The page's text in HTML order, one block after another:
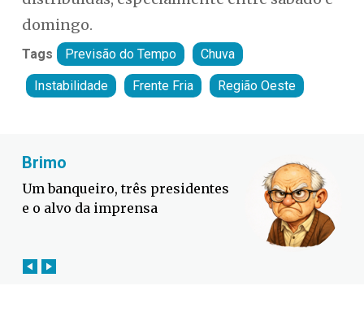
domingo.
Tags Previsão do Tempo Chuva
Instabilidade Frente Fria Região Oeste
Fabiano Bordignon
Defesa Civil lança campanha
contra o El Niño em SC